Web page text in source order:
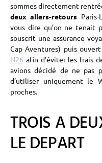
sommes directement
deux allers-retours
vous dire qu’on ne tenait
souscrit une assurance
Cap Aventures) puis
N26 afin d’éviter les frais
avions décidé de ne pas
d’utiliser uniquement le
proches.
TROIS A
LE DEPART